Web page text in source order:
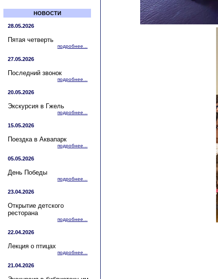
НОВОСТИ
28.05.2026
Пятая четверть
подробнее...
27.05.2026
Последний звонок
подробнее...
20.05.2026
Экскурсия в Гжель
подробнее...
15.05.2026
Поездка в Аквапарк
подробнее...
05.05.2026
День Победы
подробнее...
23.04.2026
Открытие детского
ресторана
подробнее...
22.04.2026
Лекция о птицах
подробнее...
21.04.2026